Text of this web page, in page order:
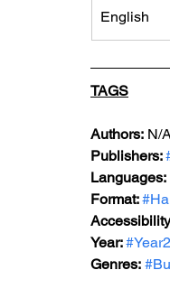
English
TAGS
Authors: N/
Publishers:
Languages:
Format:
Year:
Genres: